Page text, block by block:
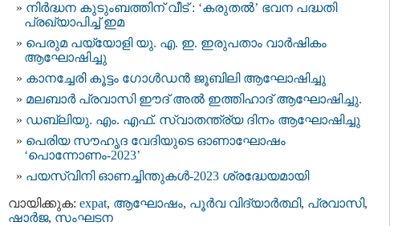
നിർദ്ധന കുടുംബത്തിന് വീട് : ‘കരുതൽ’ ഭവന പദ്ധതി
പ്രഖ്യാപിച്ച് ഇമ
പെരുമ പയ്യോളി യു. എ. ഇ. ഇരുപതാം വാർഷികം
ആഘോഷിച്ചു
കാനച്ചേരി കൂട്ടം ഗോൾഡൻ ജൂബിലി ആഘോഷിച്ചു
മലബാർ പ്രവാസി ഈദ് അല്‍ ഇത്തിഹാദ് ആഘോഷിച്ചു.
ഡബ്ലിയു. എം. എഫ്. സ്വാതന്ത്ര്യ ദിനം ആഘോഷിച്ചു
പെരിയ സൗഹൃദ വേദിയുടെ ഓണാഘോഷം
‘പൊന്നോണം-2023’
പയസ്വിനി ഓണച്ചിന്തുകൾ-2023 ശ്രദ്ധേയമായി
വായിക്കുക: expat, ആഘോഷം, പൂര്‍വ വിദ്യാര്‍ത്ഥി, പ്രവാസി,
ഷാര്‍ജ, സംഘടന